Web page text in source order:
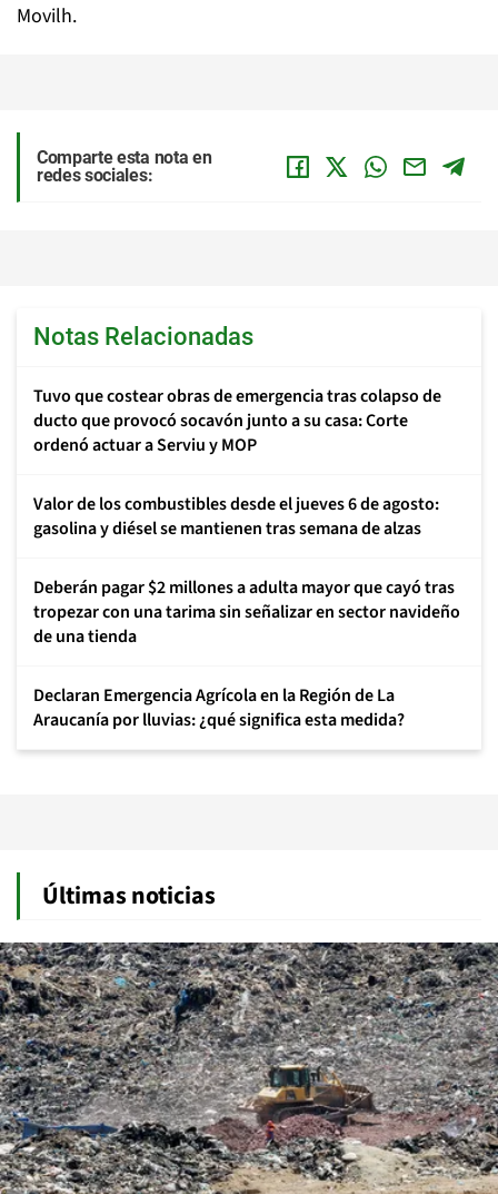
Movilh.
Comparte esta nota en
redes sociales:
Notas Relacionadas
Tuvo que costear obras de emergencia tras colapso de
ducto que provocó socavón junto a su casa: Corte
ordenó actuar a Serviu y MOP
Valor de los combustibles desde el jueves 6 de agosto:
gasolina y diésel se mantienen tras semana de alzas
Deberán pagar $2 millones a adulta mayor que cayó tras
tropezar con una tarima sin señalizar en sector navideño
de una tienda
Declaran Emergencia Agrícola en la Región de La
Araucanía por lluvias: ¿qué significa esta medida?
Últimas noticias